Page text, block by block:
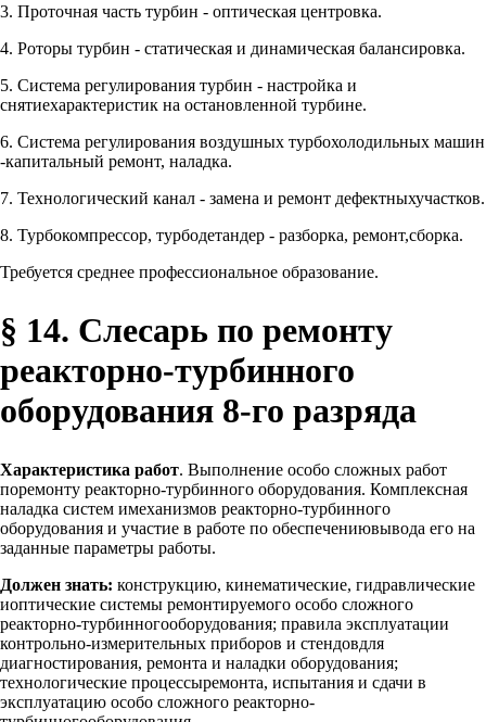
3. Проточная часть турбин - оптическая центровка.
4. Роторы турбин - статическая и динамическая балансировка.
5. Система регулирования турбин - настройка и
снятиехарактеристик на остановленной турбине.
6. Система регулирования воздушных турбохолодильных машин
-капитальный ремонт, наладка.
7. Технологический канал - замена и ремонт дефектныхучастков.
8. Турбокомпрессор, турбодетандер - разборка, ремонт,сборка.
Требуется среднее профессиональное образование.
§ 14. Слесарь по ремонту
реакторно-турбинного
оборудования 8-го разряда
Характеристика работ. Выполнение особо сложных работ
поремонту реакторно-турбинного оборудования. Комплексная
наладка систем имеханизмов реакторно-турбинного
оборудования и участие в работе по обеспечениювывода его на
заданные параметры работы.
Должен знать: конструкцию, кинематические, гидравлические
иоптические системы ремонтируемого особо сложного
реакторно-турбинногооборудования; правила эксплуатации
контрольно-измерительных приборов и стендовдля
диагностирования, ремонта и наладки оборудования;
технологические процессыремонта, испытания и сдачи в
эксплуатацию особо сложного реакторно-